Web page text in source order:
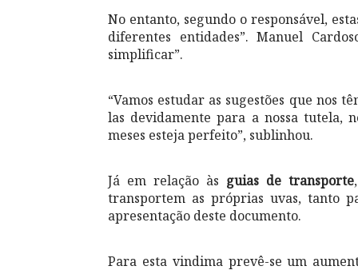
No entanto, segundo o responsável,
diferentes entidades”. Manuel
simplificar”.
“Vamos estudar as sugestões que nos
las devidamente para a nossa tutela,
meses esteja perfeito”, sublinhou.
Já em relação às guias de transporte
transportem as próprias uvas, tanto
apresentação deste documento.
Para esta vindima prevê-se um